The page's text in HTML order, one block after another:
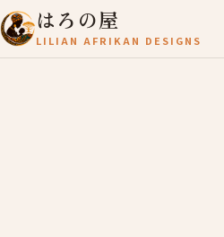
はろの屋
LILIAN AFRIKAN DESIGNS